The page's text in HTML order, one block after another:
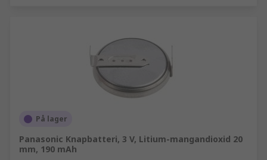
På lager
Panasonic Knapbatteri, 3 V, Litium-mangandioxid 20
mm, 190 mAh